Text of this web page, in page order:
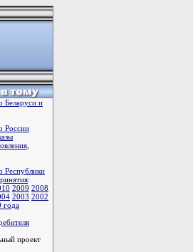
Беларуси и
России
Республики
:
2009 2008
2003 2002
года
проект